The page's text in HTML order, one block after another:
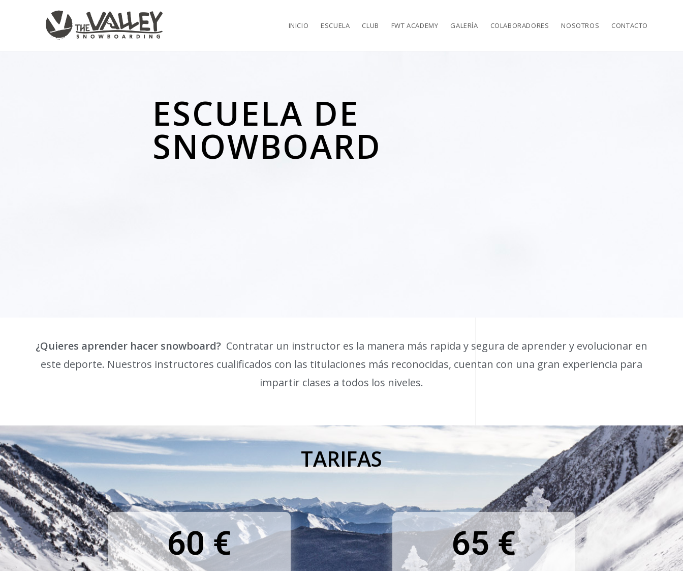
INICIO ESCUELA CLUB FWT ACADEMY GALERÍA COLABORADORES NOSOTROS CONTACTO
ESCUELA DE
SNOWBOARD
¿Quieres aprender hacer snowboard? Contratar un instructor es la manera más rapida y segura de aprender y evolucionar en
este deporte. Nuestros instructores cualificados con las titulaciones más reconocidas, cuentan con una gran experiencia para
impartir clases a todos los niveles.
TARIFAS
60 € 65 €